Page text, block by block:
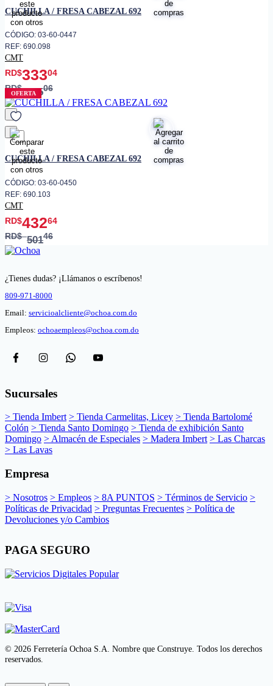
CUCHILLA / FRESA CABEZAL 692
CÓDIGO: 03-60-0447
REF: 690.098
CMT
RD$33304
RD$55506
OFERTA
favorito
CUCHILLA / FRESA CABEZAL 692
CÓDIGO: 03-60-0450
REF: 690.103
CMT
RD$43264
RD$50146
¿Tienes dudas? ¡Llámanos o escríbenos!
809-971-8000
Email: servicioalcliente@ochoa.com.do
Empleos: ochoaempleos@ochoa.com.do
Sucursales
> Tienda Imbert > Tienda Carmelitas, Licey > Tienda Bartolomé
Colón > Tienda Santo Domingo > Tienda de exhibición Santo
Domingo > Almacén de Especiales > Madera Imbert > Las Charcas
> Las Lavas
Empresa
> Nosotros > Empleos > 8A PUNTOS > Términos de Servicio >
Políticas de Privacidad > Preguntas Frecuentes > Política de
Devoluciones y/o Cambios
PAGA SEGURO
© 2026 Ferretería Ochoa S.A. Nombre que Construye. Todos los derechos
reservados.